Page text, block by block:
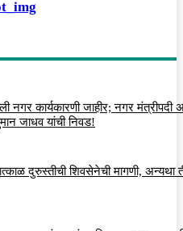
नगर कार्यकारणी जाहीर; नगर मंत्रीपदी
जाधव यांची निवड!
दुरुस्तीची शिवसेनेची मागणी, अन्यथा